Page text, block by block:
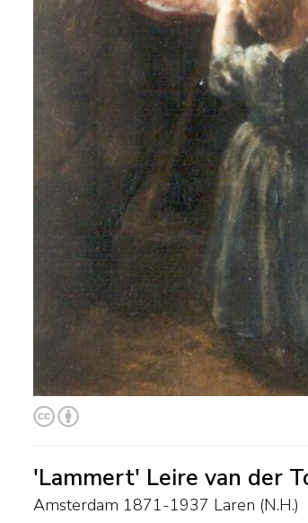
'Lammert' Leire van der
Amsterdam 1871-1937 Laren (N.H.)